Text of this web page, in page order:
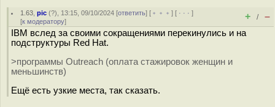
1.63 ,pic (?), 13:15, 09/10/2024 [ответить] [ ﹢﹢﹢] [ · · ·]
[к модератору] + / –
IBM вслед за своими сокращениями перекинулись и на
подструктуры Red Hat.
>программы Outreach (оплата стажировок женщин и
меньшинств)
Ещё есть узкие места, так сказать.